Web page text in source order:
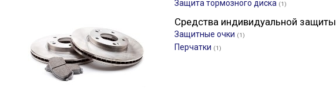
Защита тормозного диска (1)
Средства индивидуальной защиты
Защитные очки (1)
Перчатки (1)